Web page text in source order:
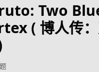
kitsu.app/manga/
Two
( 博人传